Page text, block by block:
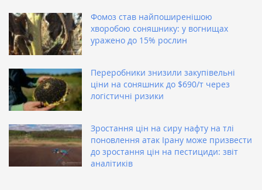
Фомоз став найпоширенішою
хворобою соняшнику: у вогнищах
уражено до 15% рослин
Переробники знизили закупівельні
ціни на соняшник до $690/т через
логістичні ризики
Зростання цін на сиру нафту на тлі
поновлення атак Ірану може призвести
до зростання цін на пестициди: звіт
аналітиків